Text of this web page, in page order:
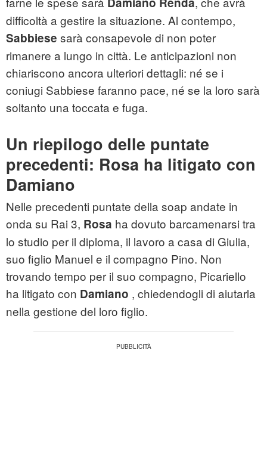
difficoltà a gestire la situazione. Al contempo,
Sabbiese sarà consapevole di non poter
rimanere a lungo in città. Le anticipazioni non
chiariscono ancora ulteriori dettagli: né se i
coniugi Sabbiese faranno pace, né se la loro sarà
soltanto una toccata e fuga.
Un riepilogo delle puntate
precedenti: Rosa ha litigato con
Damiano
Nelle precedenti puntate della soap andate in
onda su Rai 3, Rosa ha dovuto barcamenarsi tra
lo studio per il diploma, il lavoro a casa di Giulia,
suo figlio Manuel e il compagno Pino. Non
trovando tempo per il suo compagno, Picariello
ha litigato con Damiano , chiedendogli di aiutarla
nella gestione del loro figlio.